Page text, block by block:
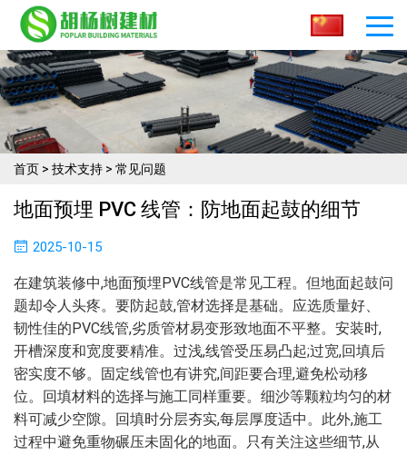
首页 > 技术支持 > 常见问题
地面预埋 PVC 线管：防地面起鼓的细节​
2025-10-15
在建筑装修中,地面预埋PVC线管是常见工程。但地面起鼓问
题却令人头疼。要防起鼓,管材选择是基础。应选质量好、
韧性佳的PVC线管,劣质管材易变形致地面不平整。安装时,
开槽深度和宽度要精准。过浅,线管受压易凸起;过宽,回填后
密实度不够。固定线管也有讲究,间距要合理,避免松动移
位。回填材料的选择与施工同样重要。细沙等颗粒均匀的材
料可减少空隙。回填时分层夯实,每层厚度适中。此外,施工
过程中避免重物碾压未固化的地面。只有关注这些细节,从